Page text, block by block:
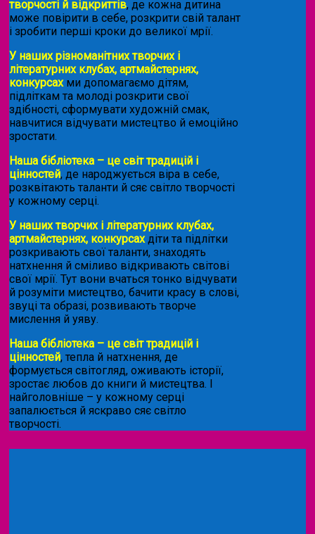
творчості й відкриттів, де кожна дитина
може повірити в себе, розкрити свій талант
і зробити перші кроки до великої мрії.
У наших різноманітних творчих і
літературних клубах, артмайстернях,
конкурсахми допомагаємо дітям,
підліткам та молоді розкрити свої
здібності, сформувати художній смак,
навчитися відчувати мистецтво й емоційно
зростати.
Наша бібліотека – це світ традицій і
цінностей, де народжується віра в себе,
розквітають таланти й сяє світло творчості
у кожному серці.
У наших творчих і літературних клубах,
артмайстернях, конкурсахдіти та підлітки
розкривають свої таланти, знаходять
натхнення й сміливо відкривають світові
свої мрії. Тут вони вчаться тонко відчувати
й розуміти мистецтво, бачити красу в слові,
звуці та образі, розвивають творче
мислення й уяву.
Наша бібліотека – це світ традицій і
цінностей, тепла й натхнення, де
формується світогляд, оживають історії,
зростає любов до книги й мистецтва. І
найголовніше – у кожному серці
запалюється й яскраво сяє світло
творчості.